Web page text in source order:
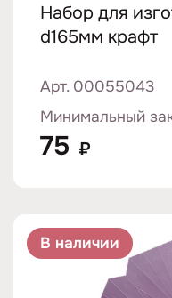
Набор для
d165мм крафт
Арт. 00055043
Минимальный
75 ₽
В наличии